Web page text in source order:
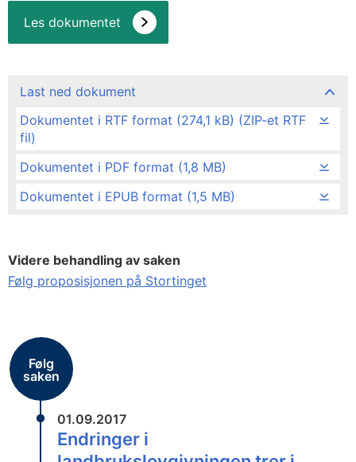
Les dokumentet
Last ned dokument
Dokumentet i RTF format (274,1 kB) (ZIP-et RTF
fil)
Dokumentet i PDF format (1,8 MB)
Dokumentet i EPUB format (1,5 MB)
Videre behandling av saken
Følg proposisjonen på Stortinget
Følg
saken
01.09.2017
Endringer i